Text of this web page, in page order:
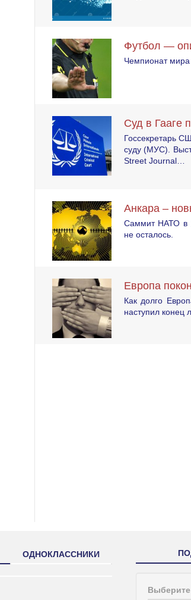
Футбол —
Чемпионат мира
Суд в Гааге
Госсекретарь
суду (МУС).
Street Journal…
Анкара –
Саммит НАТО в
не осталось.
Европа
Как долго
наступил конец
ОДНОКЛАССНИКИ